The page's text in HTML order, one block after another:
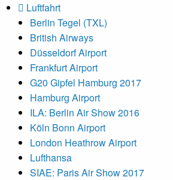
Luftfahrt
Berlin Tegel (TXL)
British Airways
Düsseldorf Airport
Frankfurt Airport
G20 Gipfel Hamburg 2017
Hamburg Airport
ILA: Berlin Air Show 2016
Köln Bonn Airport
London Heathrow Airport
Lufthansa
SIAE: Paris Air Show 2017